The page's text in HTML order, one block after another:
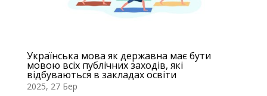
Українська мова як державна має бути
мовою всіх публічних заходів, які
відбуваються в закладах освіти
2025, 27 Бер